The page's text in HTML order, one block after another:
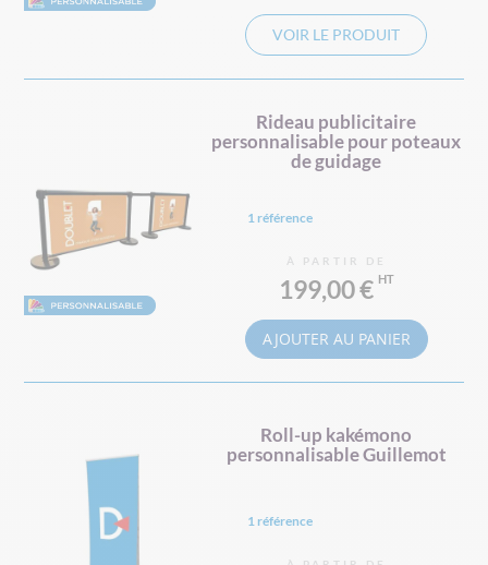
VOIR LE PRODUIT
Rideau publicitaire
personnalisable pour poteaux
de guidage
1 référence
À PARTIR DE
199,00 €
AJOUTER AU PANIER
Roll-up kakémono
personnalisable Guillemot
1 référence